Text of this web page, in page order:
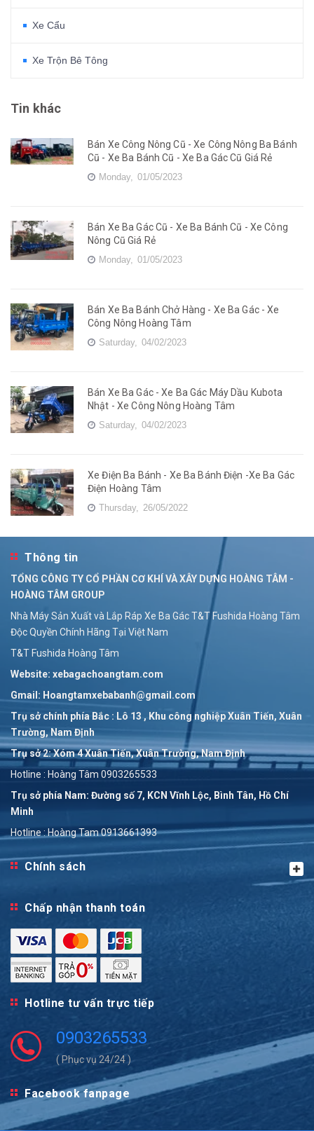
Xe Cẩu
Xe Trộn Bê Tông
Tin khác
Bán Xe Công Nông Cũ - Xe Công Nông Ba Bánh
Cũ - Xe Ba Bánh Cũ - Xe Ba Gác Cũ Giá Rẻ
Monday, 01/05/2023
Bán Xe Ba Gác Cũ - Xe Ba Bánh Cũ - Xe Công
Nông Cũ Giá Rẻ
Monday, 01/05/2023
Bán Xe Ba Bánh Chở Hàng - Xe Ba Gác - Xe
Công Nông Hoàng Tâm
Saturday, 04/02/2023
Bán Xe Ba Gác - Xe Ba Gác Máy Dầu Kubota
Nhật - Xe Công Nông Hoàng Tâm
Saturday, 04/02/2023
Xe Điện Ba Bánh - Xe Ba Bánh Điện -Xe Ba Gác
Điện Hoàng Tâm
Thursday, 26/05/2022
Thông tin
TỔNG CÔNG TY CỔ PHẦN CƠ KHÍ VÀ XÂY DỰNG HOÀNG TÂM -
HOÀNG TÂM GROUP
Nhà Máy Sản Xuất và Lắp Ráp Xe Ba Gác T&T Fushida Hoàng Tâm
Độc Quyền Chính Hãng Tại Việt Nam
T&T Fushida Hoàng Tâm
Website: xebagachoangtam.com
Gmail: Hoangtamxebabanh@gmail.com
Trụ sở chính phía Bắc : Lô 13 , Khu công nghiệp Xuân Tiến, Xuân
Trường, Nam Định
Trụ sở 2: Xóm 4 Xuân Tiến, Xuân Trường, Nam Định
Hotline : Hoàng Tâm 0903265533
Trụ sở phía Nam: Đường số 7, KCN Vĩnh Lộc, Bình Tân, Hồ Chí
Minh
Hotline : Hoàng Tam 0913661393
Chính sách
Chấp nhận thanh toán
Hotline tư vấn trực tiếp
0903265533
( Phục vụ 24/24 )
Facebook fanpage